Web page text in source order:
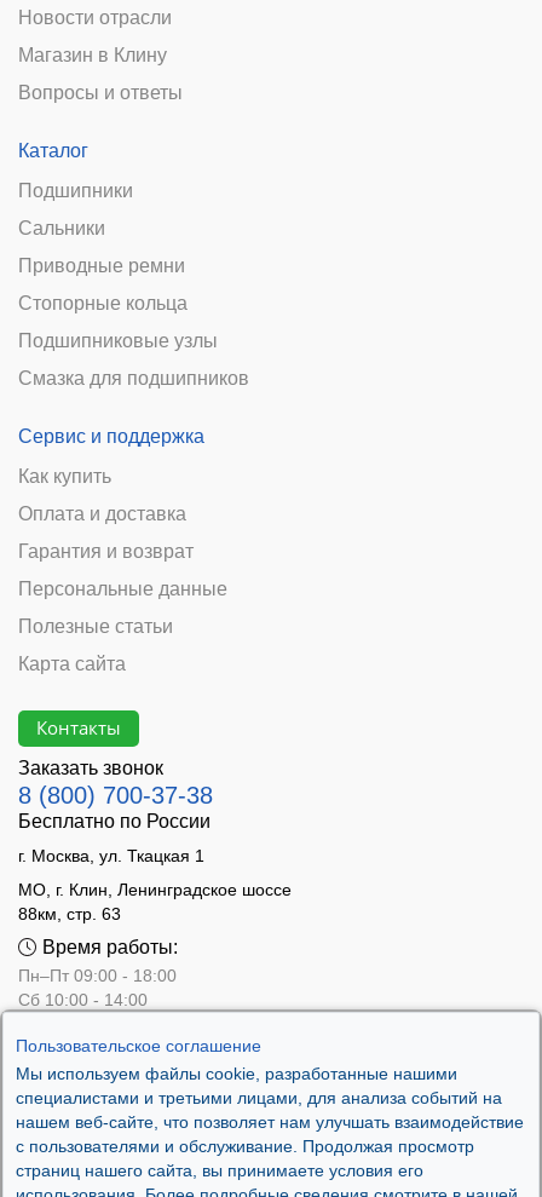
Пользовательское соглашение
Мы используем файлы cookie, разработанные нашими
специалистами и третьими лицами, для анализа событий на
нашем веб-сайте, что позволяет нам улучшать взаимодействие
с пользователями и обслуживание. Продолжая просмотр
страниц нашего сайта, вы принимаете условия его
Новости отрасли
Магазин в Клину
Вопросы и ответы
Каталог
Подшипники
Сальники
Приводные ремни
Стопорные кольца
Подшипниковые узлы
Смазка для подшипников
Сервис и поддержка
Как купить
Оплата и доставка
Гарантия и возврат
Персональные данные
Полезные статьи
Карта сайта
Контакты
Заказать звонок
8 (800) 700-37-38
Бесплатно по России
г. Москва, ул. Ткацкая 1
МО, г. Клин, Ленинградское шоссе
88км, стр. 63
Время работы:
Пн–Пт 09:00 - 18:00
Сб 10:00 - 14:00